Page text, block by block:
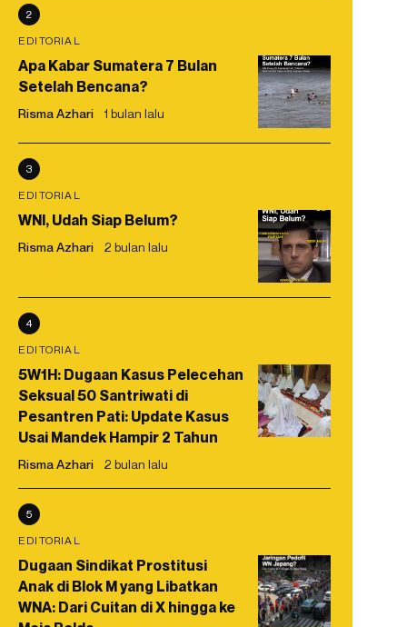
2
EDITORIAL
Apa Kabar Sumatera 7 Bulan
Setelah Bencana?
Risma Azhari 1 bulan lalu
3
EDITORIAL
WNI, Udah Siap Belum?
Risma Azhari 2 bulan lalu
4
EDITORIAL
5W1H: Dugaan Kasus Pelecehan
Seksual 50 Santriwati di
Pesantren Pati: Update Kasus
Usai Mandek Hampir 2 Tahun
Risma Azhari 2 bulan lalu
5
EDITORIAL
Dugaan Sindikat Prostitusi
Anak di Blok M yang Libatkan
WNA: Dari Cuitan di X hingga ke